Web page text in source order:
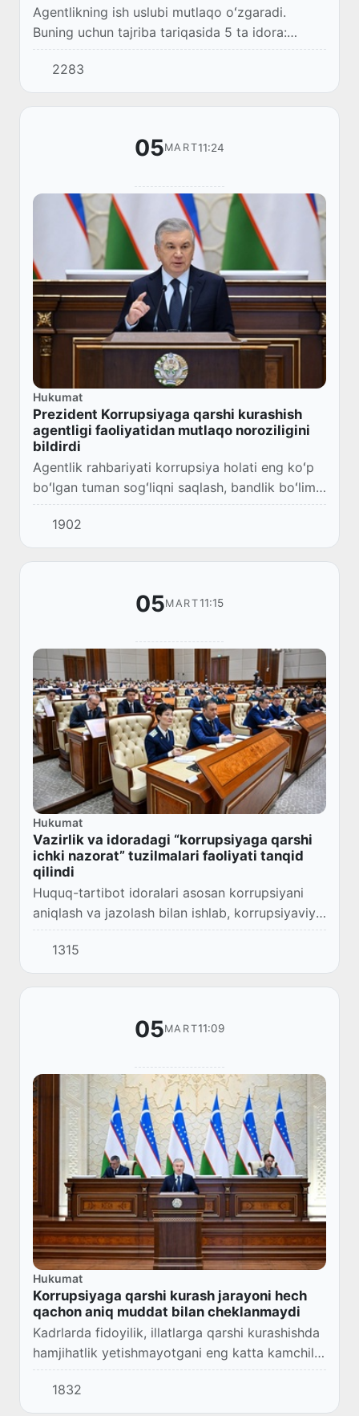
Agentlikning ish uslubi mutlaqo oʻzgaradi.
Buning uchun tajriba tariqasida 5 ta idora:
Sogʻliqni saqlash, Qurilish, Suv xoʻjaligi
vazirliklari, “Oʻzbekneftgaz” va
“Oʻzsuvtaʼminot”n...
2283
05MART11:24
Hukumat
Prezident Korrupsiyaga qarshi kurashish
agentligi faoliyatidan mutlaqo noroziligini
bildirdi
Agentlik rahbariyati korrupsiya holati eng koʻp
boʻlgan tuman sogʻliqni saqlash, bandlik boʻlimi
yoki bank filialiga borib, holatni oʻrganmagani,
yangi zamonaviy tizim boʻyicha tak...
1902
05MART11:15
Hukumat
Vazirlik va idoradagi “korrupsiyaga qarshi
ichki nazorat” tuzilmalari faoliyati tanqid
qilindi
Huquq-tartibot idoralari asosan korrupsiyani
aniqlash va jazolash bilan ishlab, korrupsiyaviy
omillarni tag-tomiri bilan yoʻqotadigan
preventiv choralarni eʼtiborsiz qoldirayotgani...
1315
05MART11:09
Hukumat
Korrupsiyaga qarshi kurash jarayoni hech
qachon aniq muddat bilan cheklanmaydi
Kadrlarda fidoyilik, illatlarga qarshi kurashishda
hamjihatlik yetishmayotgani eng katta kamchilik
sifatida koʻrsatib oʻtildi.
1832